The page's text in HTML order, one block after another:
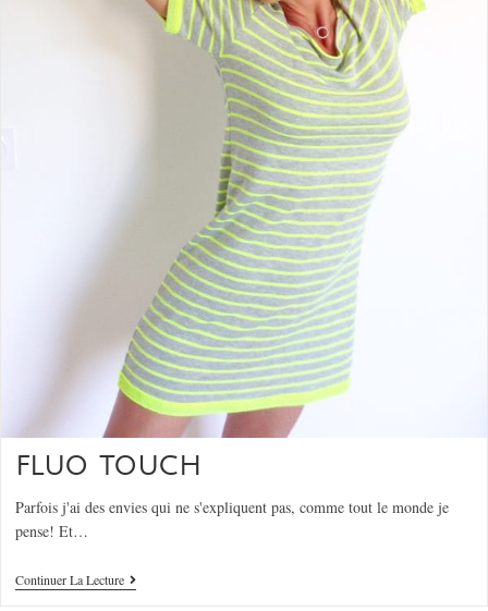
FLUO TOUCH
Parfois j'ai des envies qui ne s'expliquent pas, comme tout le monde je
pense! Et…
Continuer La Lecture